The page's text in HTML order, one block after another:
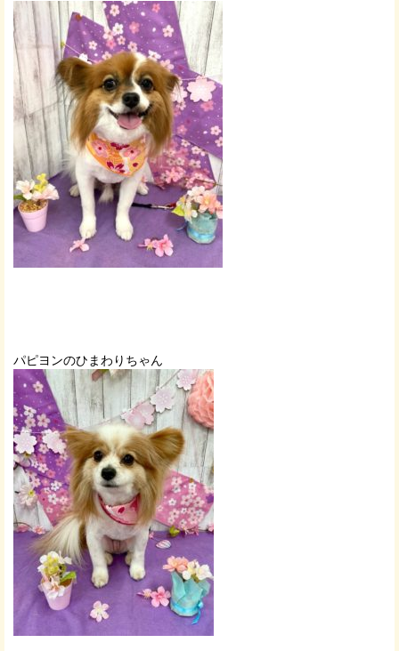
パピヨンのひまわりちゃん